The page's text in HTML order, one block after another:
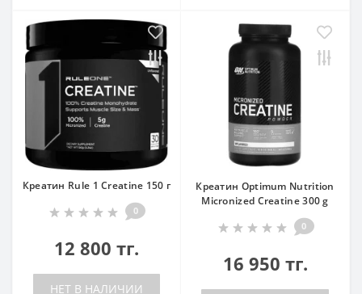
Креатин Rule 1 Creatine 150 г
0
12 800 тг.
НЕТ В НАЛИЧИИ
Креатин Optimum Nutrition
Micronized Creatine 300 g
0
16 950 тг.